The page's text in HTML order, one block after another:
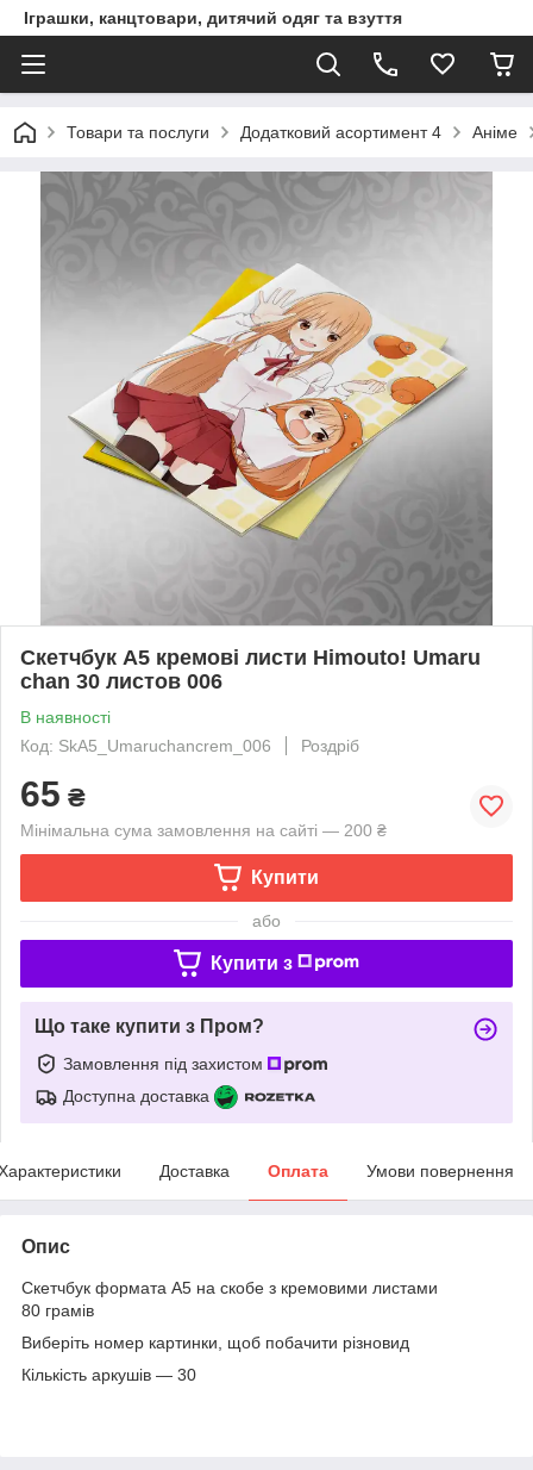
Іграшки, канцтовари, дитячий одяг та взуття
Товари та послуги Додатковий асортимент 4 Аніме
Скетчбук А5 кремові листи Himouto! Umaru
chan 30 листов 006
В наявності
Код: SkА5_Umaruchancrem_006
Роздріб
65 ₴
Мінімальна сума замовлення на сайті — 200 ₴
Купити
або
Купити з
Що таке купити з Пром?
Замовлення під захистом
Доступна доставка
Доставка Оплата Умови повернення
Опис
Скетчбук формата А5 на скобе з кремовими листами
80 грамів
Виберіть номер картинки, щоб побачити різновид
Кількість аркушів — 30